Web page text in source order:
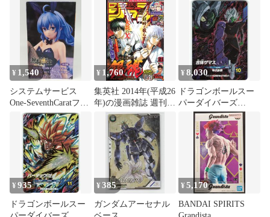
¥ 1,540
システムサービス
One-SeventhCaratフィ
ギュア 無職転生Ⅱ 異
世界行ったら本気だ
す ロキシー・ミグル
ディア バニーVer.
¥ 1,760
集英社 2014年(平成26
年)の漫画雑誌 週刊少
年ジャンプ 2014年(平
成26年)21
¥8,030
ドラゴンボールスー
パーダイバーズ
(SDV11)11弾 合体ザ
マス(GDR) 45
¥935
ドラゴンボールスー
¥385
ガンダムアーセナル
¥5,170
BANDAI SPIRITS